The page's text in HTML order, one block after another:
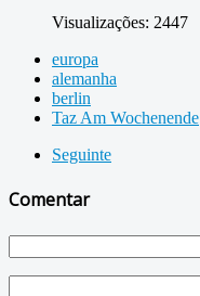
Visualizações: 2447
europa
alemanha
berlin
Taz Am Wochenende
Seguinte
Comentar